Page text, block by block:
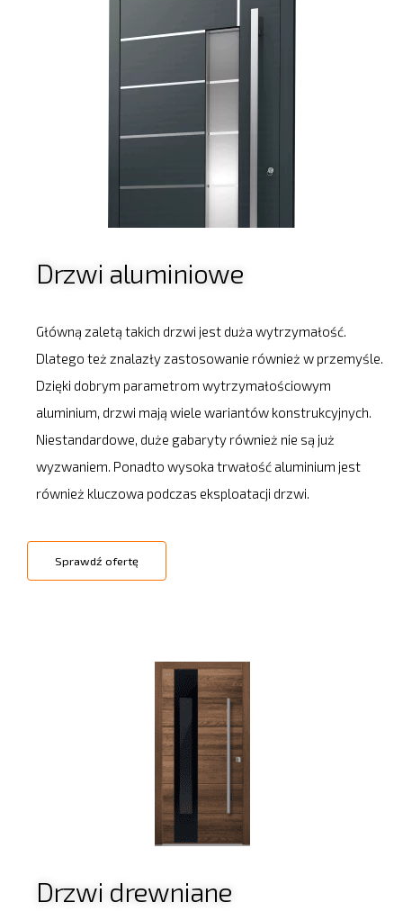
Drzwi aluminiowe
Główną zaletą takich drzwi jest duża wytrzymałość.
Dlatego też znalazły zastosowanie również w przemyśle.
Dzięki dobrym parametrom wytrzymałościowym
aluminium, drzwi mają wiele wariantów konstrukcyjnych.
Niestandardowe, duże gabaryty również nie są już
wyzwaniem. Ponadto wysoka trwałość aluminium jest
również kluczowa podczas eksploatacji drzwi.
Sprawdź ofertę
Drzwi drewniane